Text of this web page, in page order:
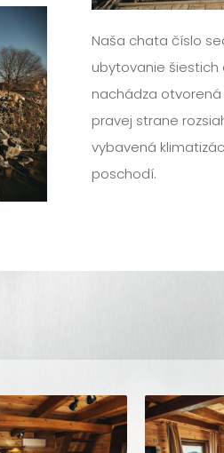
Naša chata číslo
ubytovanie šiestich
nachádza
pravej strane
vybavená
poschodí.